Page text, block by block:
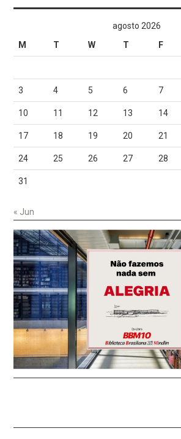
agosto 2026
M
T W T F
3 4 5 6 7
10 11 12 13 14
17 18 19 20 21
24 25 26 27 28
31
« Jun